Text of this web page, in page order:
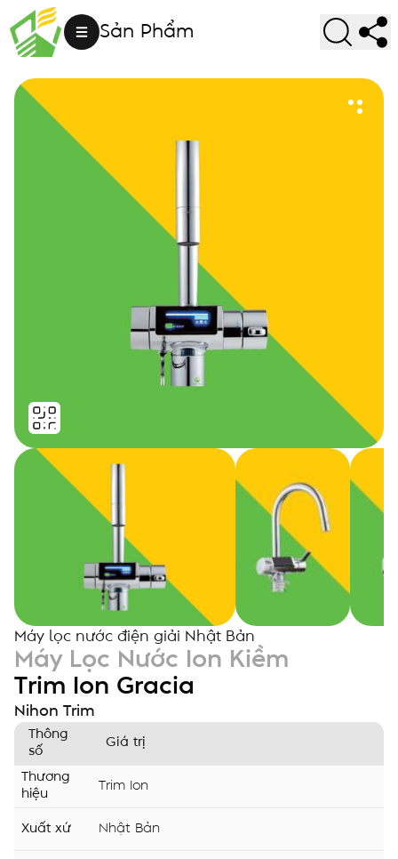
Sản Phẩm
Máy lọc nước điện giải Nhật Bản
Máy Lọc Nước Ion Kiềm
Trim Ion Gracia
Nihon Trim
Thông
số
Giá trị
Thương
hiệu
Trim Ion
Xuất xứ Nhật Bản